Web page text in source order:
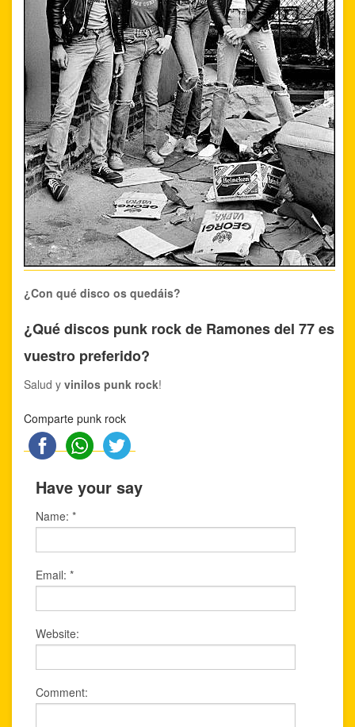
¿Con qué disco os quedáis?
¿Qué discos punk rock de Ramones del 77 es
vuestro preferido?
Salud y vinilos punk rock!
Comparte punk rock
Have your say
Name: *
Email: *
Website:
Comment: